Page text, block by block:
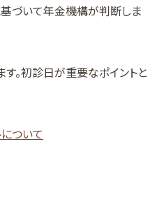
づいて年金機構が判断しま
。初診日が重要なポイントと
ついて